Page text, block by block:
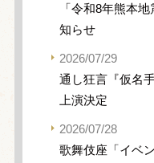
「令和8年熊本
知らせ
2026/07/29
通し狂言『仮名
上演決定
2026/07/28
歌舞伎座「イベ